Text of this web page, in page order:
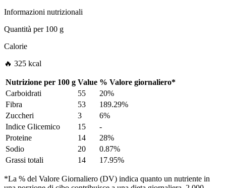
Informazioni nutrizionali
Quantità per100 g
Calorie
🔥 325 kcal
Nutrizione per 100 g Value % Valore giornaliero*
Carboidrati
55
20%
Fibra
53
189.29%
Zuccheri
3
6%
Indice Glicemico
15
-
Proteine
14
28%
Sodio
20
0.87%
Grassi totali
14 17.95%
*La % del Valore Giornaliero (DV) indica quanto un nutriente in